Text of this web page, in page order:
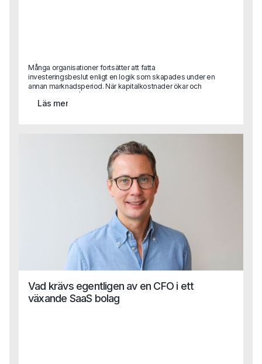
Många organisationer fortsätter att fatta
investeringsbeslut enligt en logik som skapades under en
annan marknadsperiod. När kapitalkostnader ökar och
konkurrensen hårdnar blir konsekvensen ofta att tillväxt
inte längre leder till lönsamhet.
Läs mer
Vad krävs egentligen av en CFO i ett
växande SaaS bolag